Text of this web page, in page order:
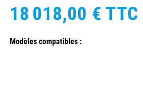
18 018,00 € TTC
Modèles compatibles :